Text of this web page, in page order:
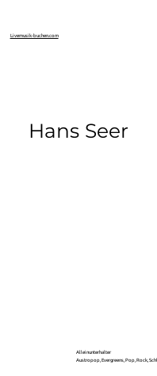
Livemusik-buchen.com
Hans Seer
Alleinunterhalter
Austropop, Evergreens, Pop, Rock,